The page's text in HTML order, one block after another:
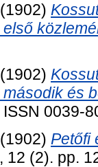
(1902)
(1902)
és
0039-
(1902) Petőfi
12 (2). pp.